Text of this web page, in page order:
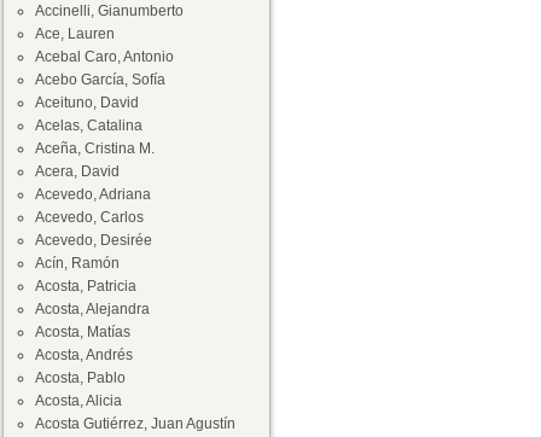
Accinelli, Gianumberto
Ace, Lauren
Acebal Caro, Antonio
Acebo García, Sofía
Aceituno, David
Acelas, Catalina
Aceña, Cristina M.
Acera, David
Acevedo, Adriana
Acevedo, Carlos
Acevedo, Desirée
Acín, Ramón
Acosta, Patricia
Acosta, Alejandra
Acosta, Matías
Acosta, Andrés
Acosta, Pablo
Acosta, Alicia
Acosta Gutiérrez, Juan Agustín